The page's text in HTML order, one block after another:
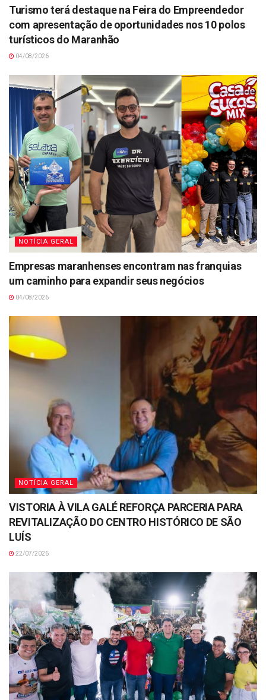
Turismo terá destaque na Feira do Empreendedor
com apresentação de oportunidades nos 10 polos
turísticos do Maranhão
04/08/2026
NOTÍCIA GERAL
Empresas maranhenses encontram nas franquias
um caminho para expandir seus negócios
04/08/2026
NOTÍCIA GERAL
VISTORIA À VILA GALÉ REFORÇA PARCERIA PARA
REVITALIZAÇÃO DO CENTRO HISTÓRICO DE SÃO
LUÍS
22/07/2026